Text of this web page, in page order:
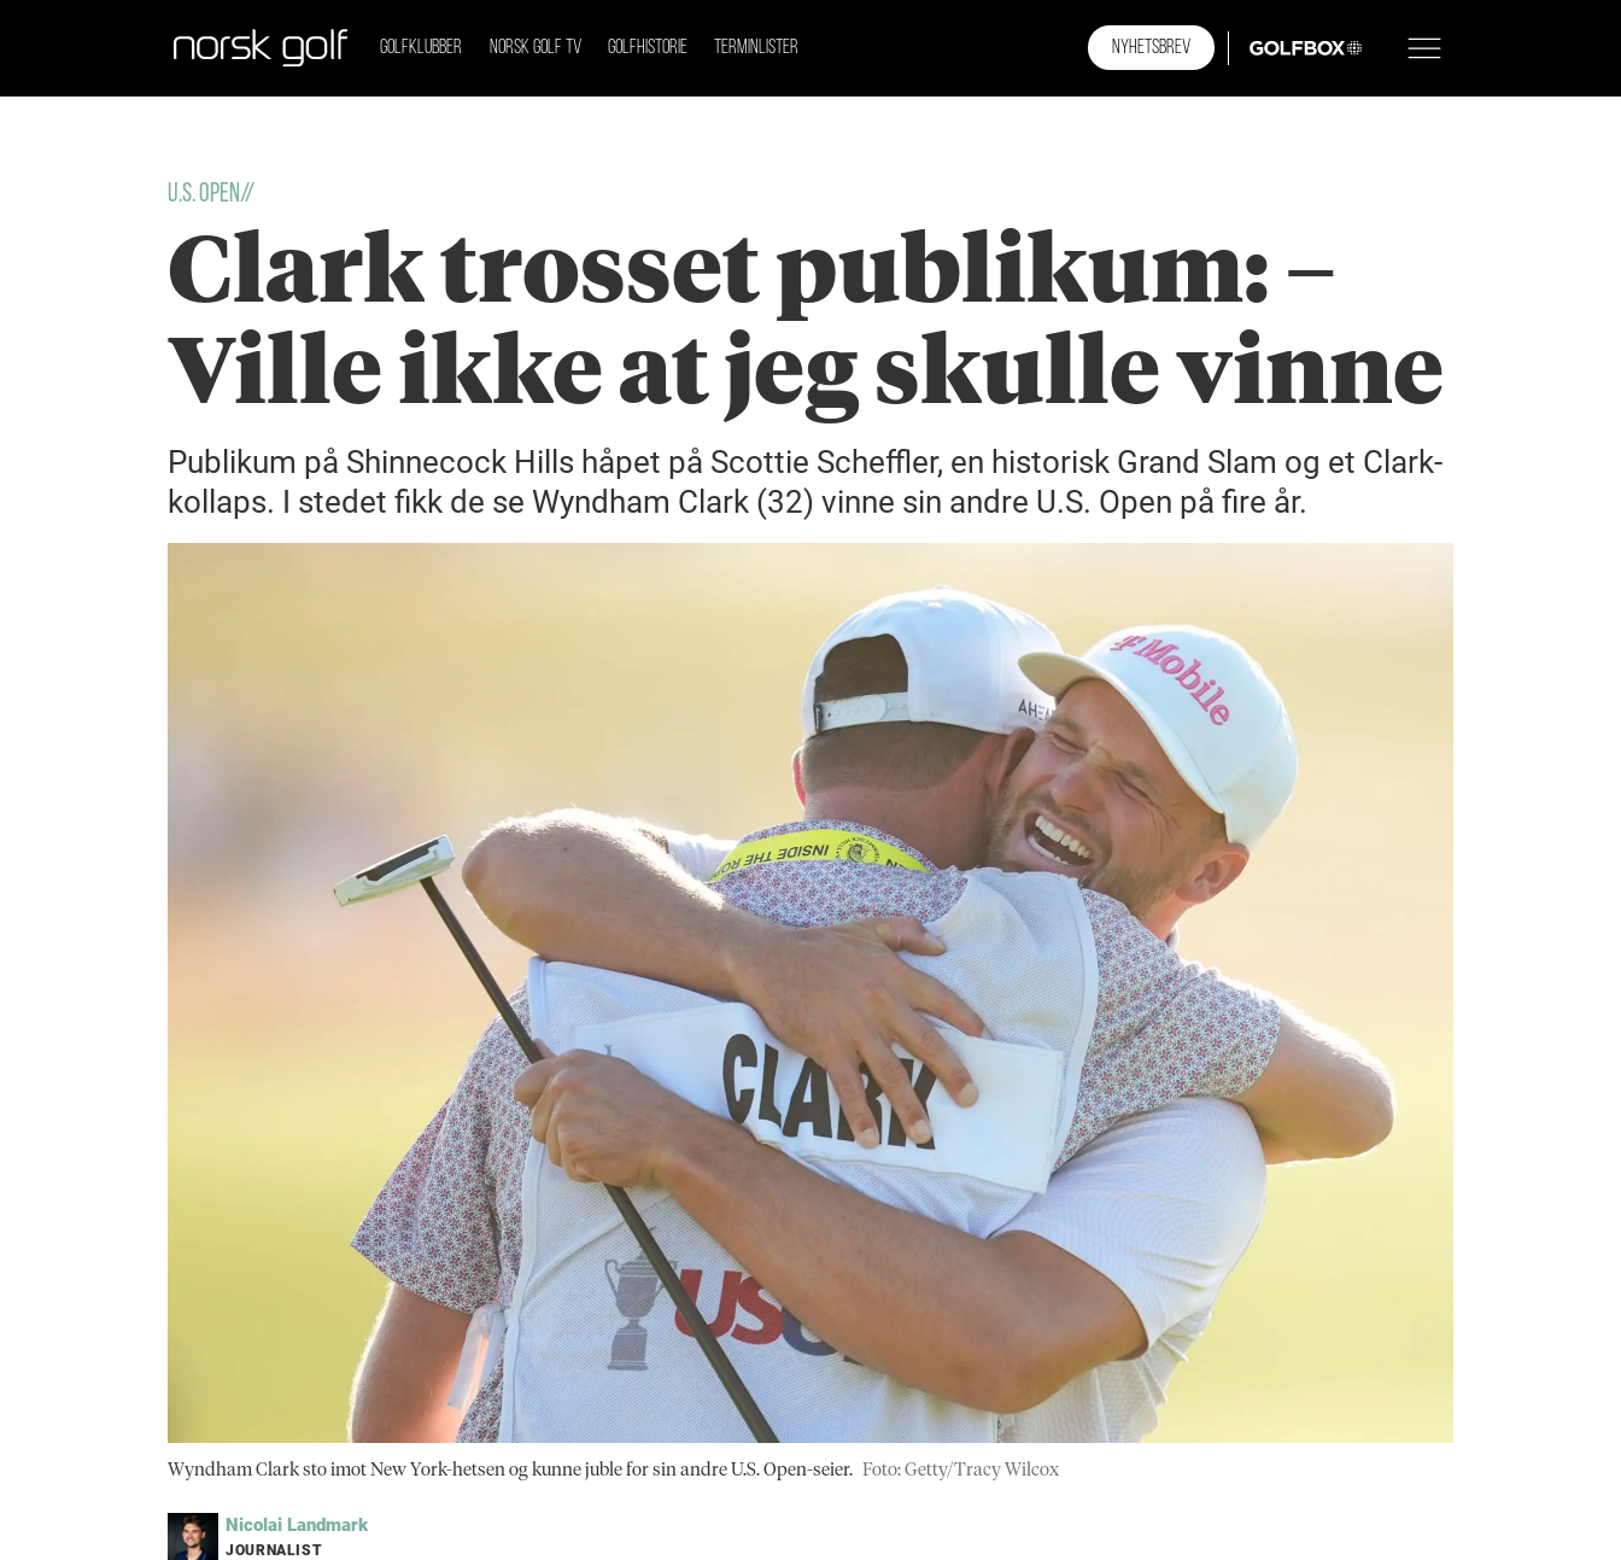
GOLFKLUBBER NORSK GOLF TV GOLFHISTORIE TERMINLISTER NYHETSBREV GOLFBOX
U.S. Open//
Clark trosset publikum: –
Ville ikke at jeg skulle vinne
Publikum på Shinnecock Hills håpet på Scottie Scheffler, en historisk Grand Slam og et Clark-
kollaps. I stedet fikk de se Wyndham Clark (32) vinne sin andre U.S. Open på fire år.
Wyndham Clark sto imot New York-hetsen og kunne juble for sin andre U.S. Open-seier. Foto: Getty/Tracy Wilcox
Nicolai Landmark
JOURNALIST